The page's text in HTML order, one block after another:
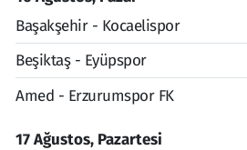
Başakşehir - Kocaelispor
Beşiktaş - Eyüpspor
Amed - Erzurumspor FK
17 Ağustos, Pazartesi